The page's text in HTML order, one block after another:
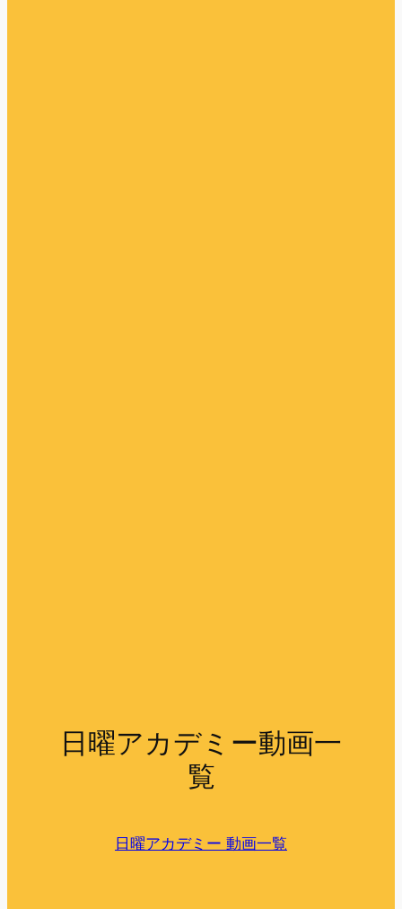
日曜アカデミー動画一
覧
日曜アカデミー 動画一覧